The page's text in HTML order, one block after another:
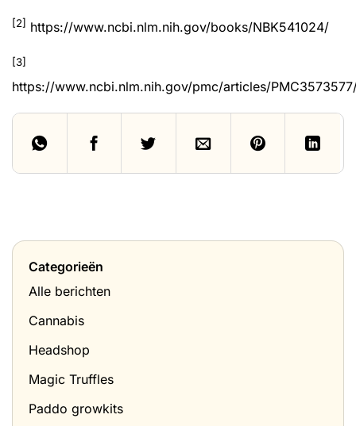
[2] https://www.ncbi.nlm.nih.gov/books/NBK541024/
[3]
https://www.ncbi.nlm.nih.gov/pmc/articles/
Categorieën
Alle berichten
Cannabis
Headshop
Magic Truffles
Paddo growkits